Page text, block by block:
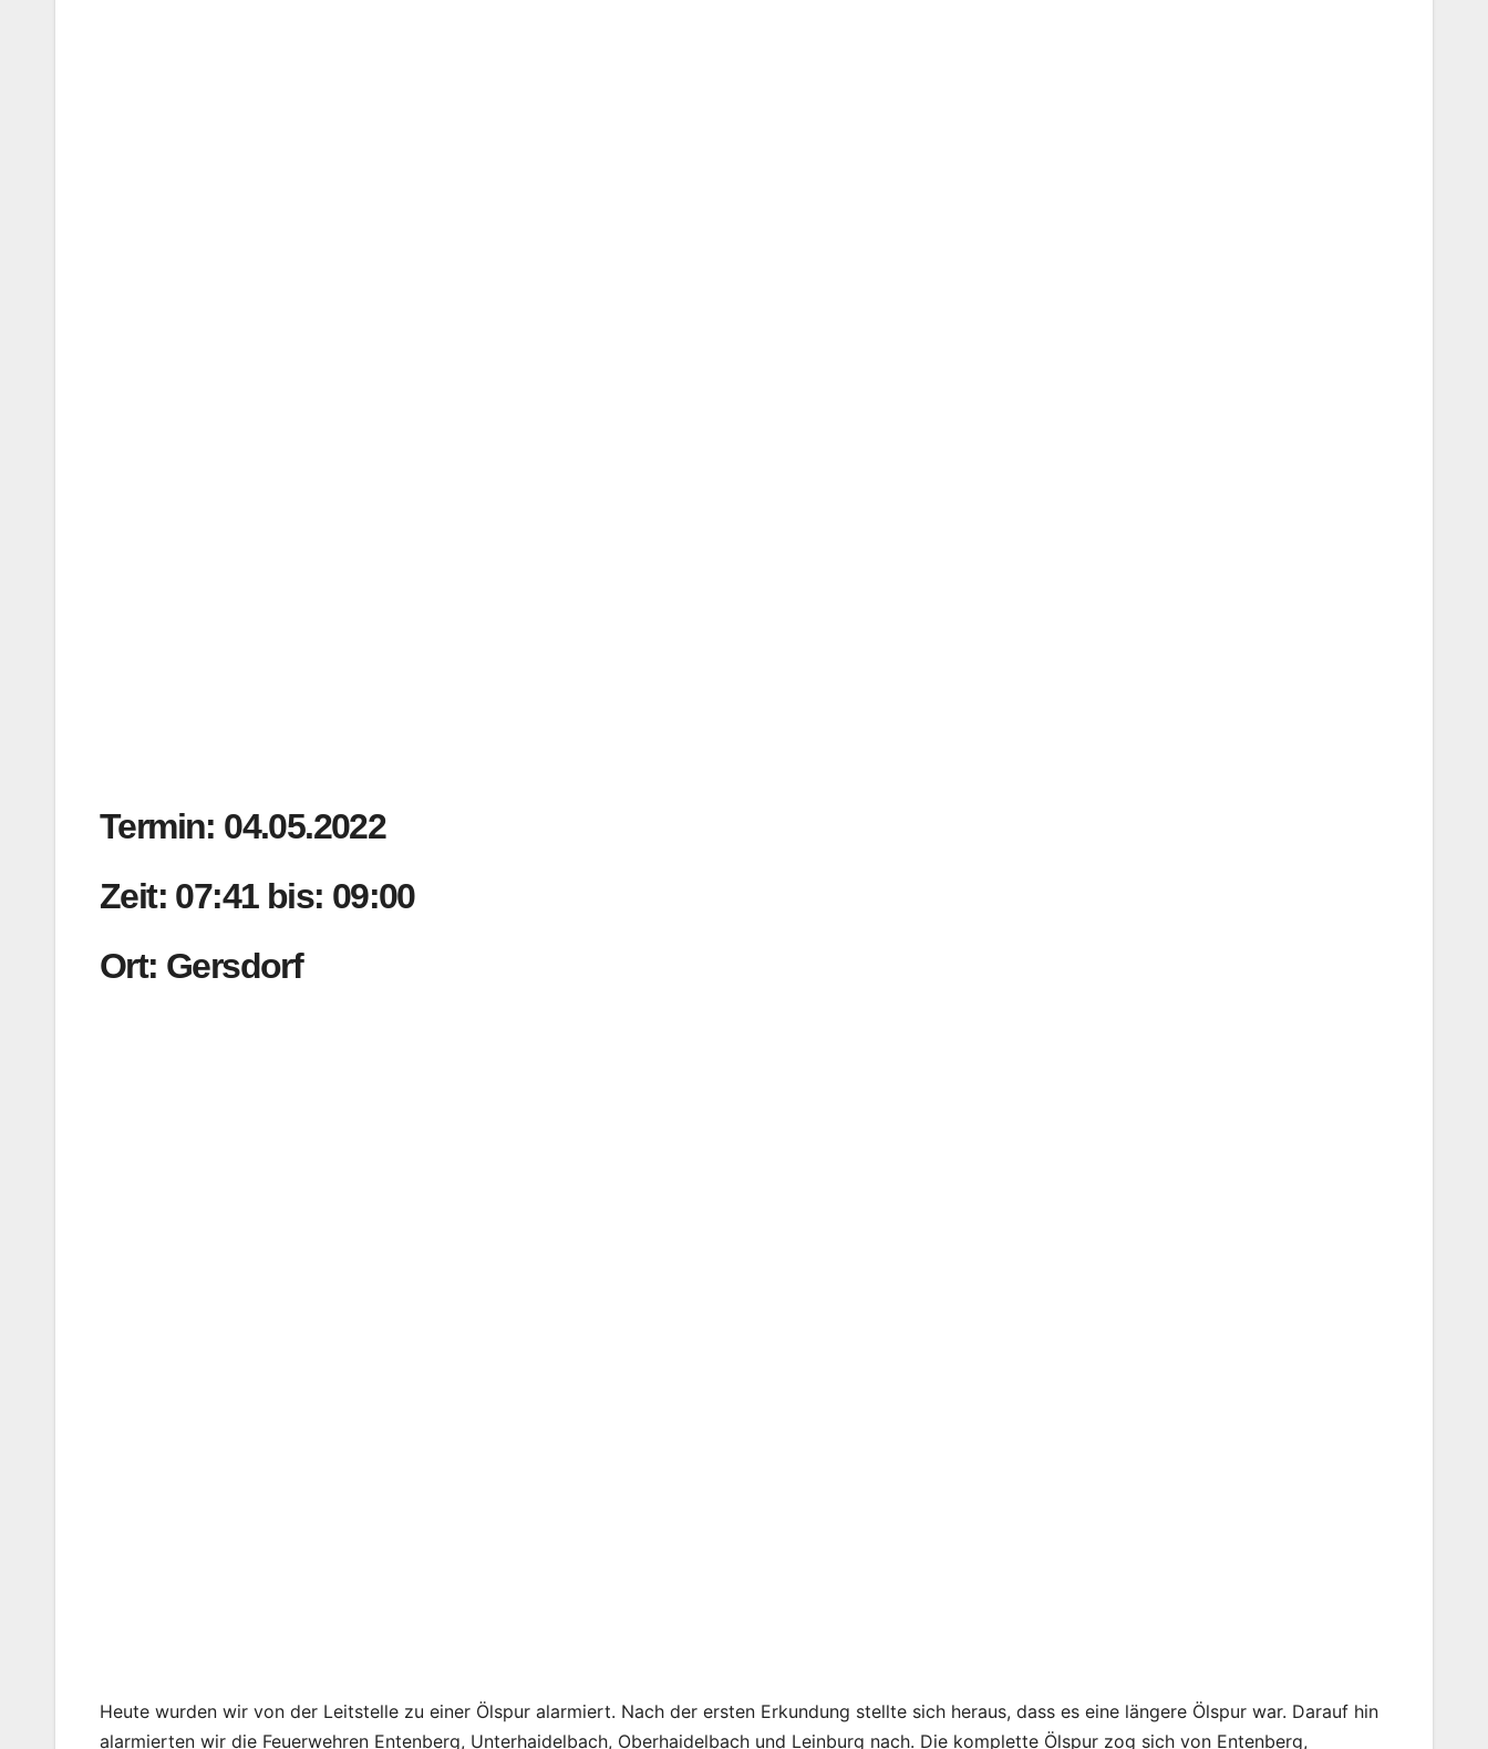
Termin: 04.05.2022
Zeit: 07:41 bis: 09:00
Ort: Gersdorf
Heute wurden wir von der Leitstelle zu einer Ölspur alarmiert. Nach der ersten Erkundung stellte sich heraus, dass es eine längere Ölspur war. Darauf hin
alarmierten wir die Feuerwehren Entenberg, Unterhaidelbach, Oberhaidelbach und Leinburg nach. Die komplette Ölspur zog sich von Entenberg,